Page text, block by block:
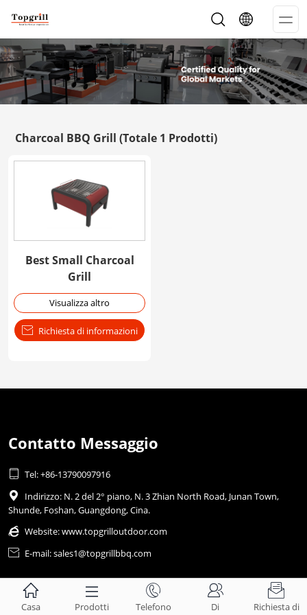
Charcoal BBQ Grill (Totale 1 Prodotti)
Best Small Charcoal
Grill
Visualizza altro
 Richiesta di informazioni
Contatto Messaggio
 Tel: +86-13790097916

Indirizzo: N. 2 del 2° piano, N. 3 Zhian North Road, Junan Town,
Shunde, Foshan, Guangdong, Cina.
 Website:www.topgrilloutdoor.com
 E-mail: sales1@topgrillbbq.com

Casa

Prodotti

Telefono

Di

Richiesta di